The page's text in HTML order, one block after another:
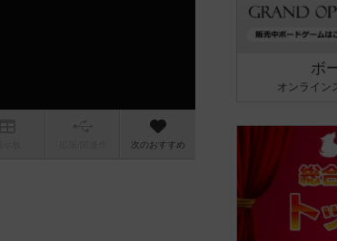
次のおすすめ
ボ
オンライン